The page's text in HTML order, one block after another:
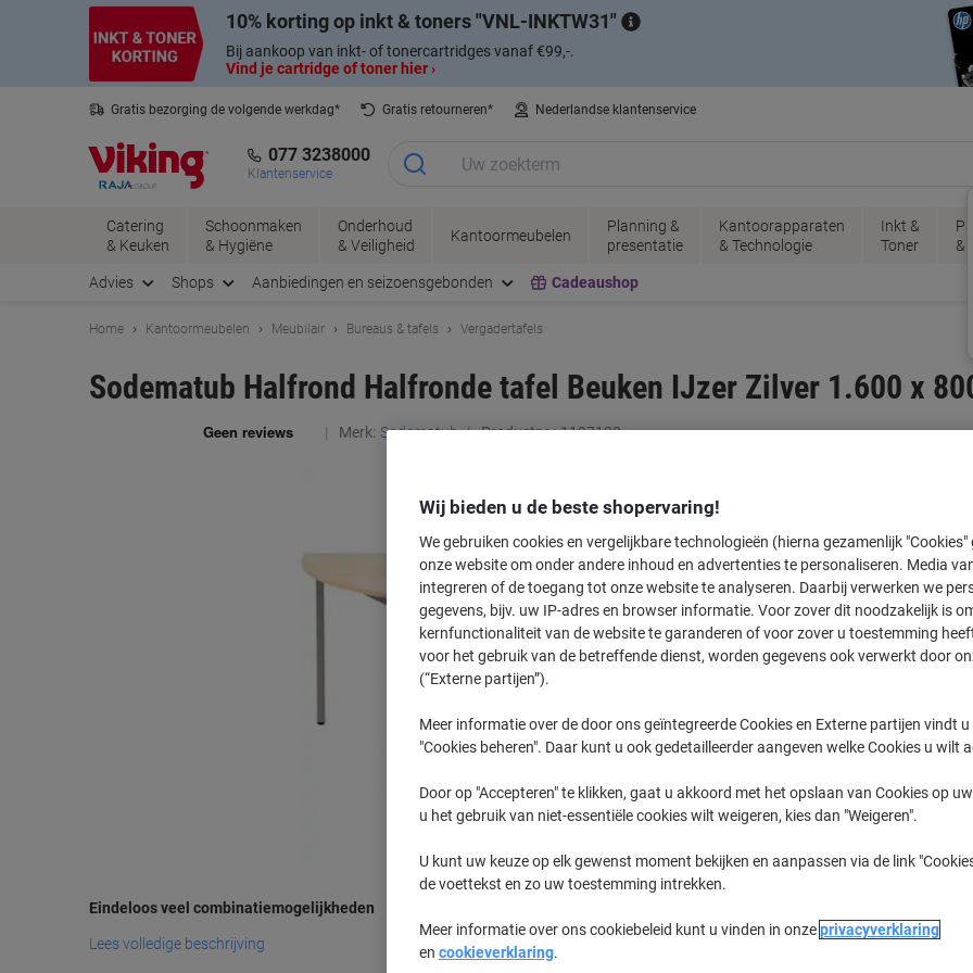
10% korting op inkt & toners VNL-INKTW31
Bij aankoop van inkt- of tonercartridges vanaf €99,-.
Vind je cartridge of toner hier ›
Gratis bezorging de volgende werkdag* Gratis retourneren* Nederlandse klantenservice
077 3238000
Klantenservice
Catering
& Keuken
Schoonmaken
& Hygiëne
Onderhoud
& Veiligheid
Kantoormeubelen
Planning &
presentatie
Kantoorapparaten
& Technologie
Inkt &
Toner
&
Advies Shops Aanbiedingen en seizoensgebonden Cadeaushop
Home Kantoormeubelen Meubilair Bureaus & tafels Vergadertafels
Sodematub Halfrond Halfronde tafel Beuken IJzer Zilver 1.600 x
Merk: Sodematub Productnr.: 1197120
Eindeloos veel combinatiemogelijkheden
Lees volledige beschrijving
Wij bieden u de beste shopervaring!
We gebruiken cookies en vergelijkbare technologieën (hierna gezamenlijk "Cookies"
onze website om onder andere inhoud en advertenties te personaliseren. Media
integreren of de toegang tot onze website te analyseren. Daarbij verwerken we
gegevens, bijv. uw IP-adres en browser informatie. Voor zover dit noodzakelijk is
kernfunctionaliteit van de website te garanderen of voor zover u toestemming
voor het gebruik van de betreffende dienst, worden gegevens ook verwerkt door
(“Externe partijen”).
Meer informatie over de door ons geïntegreerde Cookies en Externe partijen vindt u
"Cookies beheren". Daar kunt u ook gedetailleerder aangeven welke Cookies u wilt
Door op "Accepteren" te klikken, gaat u akkoord met het opslaan van Cookies op
u het gebruik van niet-essentiële cookies wilt weigeren, kies dan "Weigeren".
U kunt uw keuze op elk gewenst moment bekijken en aanpassen via de link
de voettekst en zo uw toestemming intrekken.
Meer informatie over ons cookiebeleid kunt u vinden in onzeprivacyverklaring
en cookieverklaring.